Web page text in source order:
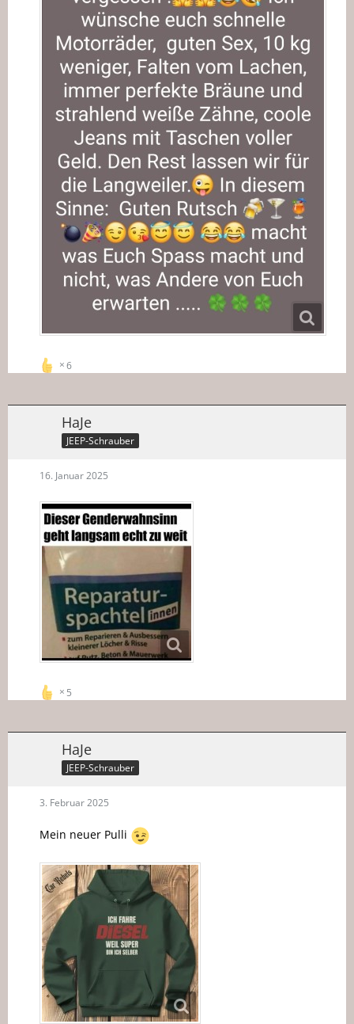
6
HaJe
JEEP-Schrauber
16. Januar 2025
5
HaJe
JEEP-Schrauber
3. Februar 2025
Mein neuer Pulli